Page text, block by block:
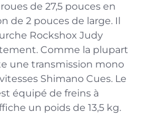
de 27,5 pouces en
de 2 pouces de large. Il
Rockshox Judy
Comme la plupart
une transmission mono
Shimano Cues. Le
équipé de freins à
un poids de 13,5 kg.